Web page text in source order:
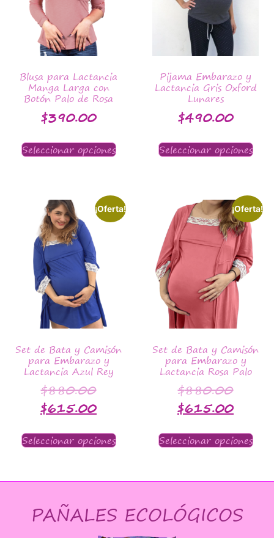
Blusa para Lactancia
Manga Larga con
Botón Palo de Rosa
$390.00
Seleccionar opciones
Pijama Embarazo y
Lactancia Gris Oxford
Lunares
$490.00
Seleccionar opciones
¡Oferta!
Set de Bata y Camisón
para Embarazo y
Lactancia Azul Rey
$880.00
$615.00
Seleccionar opciones
¡Oferta!
Set de Bata y Camisón
para Embarazo y
Lactancia Rosa Palo
$880.00
$615.00
Seleccionar opciones
PAÑALES ECOLÓGICOS